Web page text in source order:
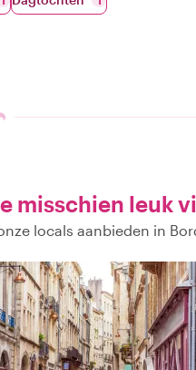
misschien leuk
locals aanbieden in